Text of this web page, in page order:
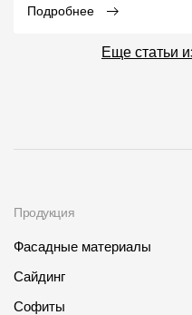
Подробнее
Еще статьи
Продукция
Фасадные материалы
Сайдинг
Софиты